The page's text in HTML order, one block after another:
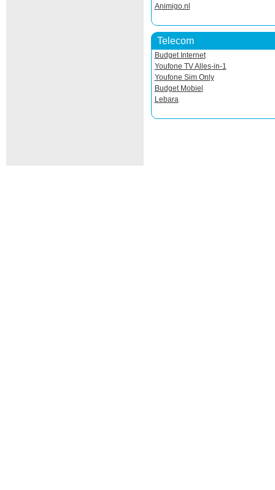
Animigo.nl
Telecom
Budget Internet
Youfone TV Alles-in-1
Youfone Sim Only
Budget Mobiel
Lebara